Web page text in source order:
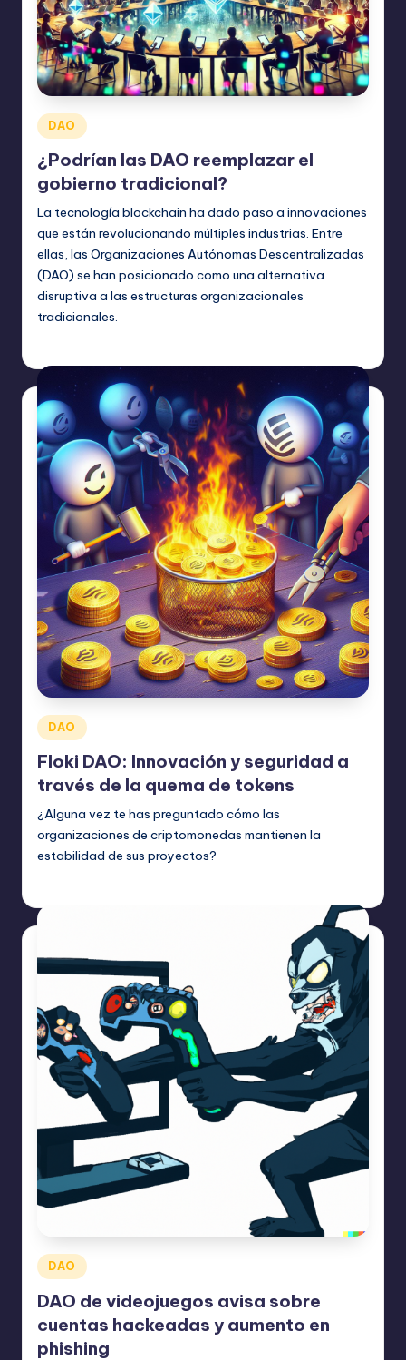
Publicado
en
DAO
¿Podrían las DAO reemplazar el
gobierno tradicional?
La tecnología blockchain ha dado paso a innovaciones
que están revolucionando múltiples industrias. Entre
ellas, las Organizaciones Autónomas Descentralizadas
(DAO) se han posicionado como una alternativa
disruptiva a las estructuras organizacionales
tradicionales.
Publicado
en
DAO
Floki DAO: Innovación y seguridad a
través de la quema de tokens
¿Alguna vez te has preguntado cómo las
organizaciones de criptomonedas mantienen la
estabilidad de sus proyectos?
Publicado
en
DAO
DAO de videojuegos avisa sobre
cuentas hackeadas y aumento en
phishing